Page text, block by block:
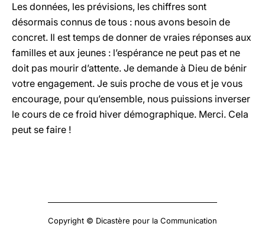
Les données, les prévisions, les chiffres sont
désormais connus de tous : nous avons besoin de
concret. Il est temps de donner de vraies réponses aux
familles et aux jeunes : l’espérance ne peut pas et ne
doit pas mourir d’attente. Je demande à Dieu de bénir
votre engagement. Je suis proche de vous et je vous
encourage, pour qu’ensemble, nous puissions inverser
le cours de ce froid hiver démographique. Merci. Cela
peut se faire !
Copyright © Dicastère pour la Communication